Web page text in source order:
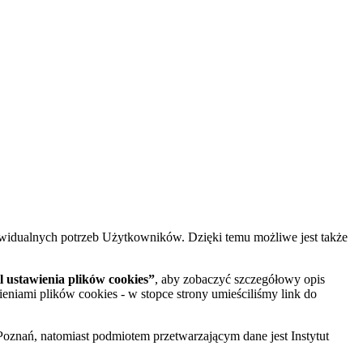
potrzeb Użytkowników. Dzięki temu możliwe jest także
ustawienia plików cookies”, aby zobaczyć szczegółowy opis
plików cookies - w stopce strony umieściliśmy link do
natomiast podmiotem przetwarzającym dane jest Instytut